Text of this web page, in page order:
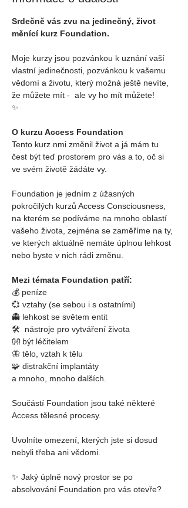
Srdečně vás zvu na jedinečný, život
měnící kurz Foundation.
Moje kurzy jsou pozvánkou k uznání vaší
vlastní jedinečnosti, pozvánkou k vašemu
vědomí a životu, který možná ještě nevíte,
že můžete mít -  ale vy ho mít můžete!
✨
O kurzu Access Foundation
Tento kurz nmi změnil život a já mám tu
čest být teď prostorem pro vás a to, oč si
ve svém životě žádáte vy.
Foundation je jedním z úžasných
pokročilých kurzů Access Consciousness,
na kterém se podíváme na mnoho oblastí
vašeho života, zejména se zaměříme na ty,
ve kterých aktuálně nemáte úplnou lehkost
nebo byste v nich rádi změnu.
Mezi témata Foundation patří:
💰 peníze
💞 vztahy (se sebou i s ostatními)
👻 lehkost se světem entit
🛠  nástroje pro vytváření života
👐 být léčitelem
🦋 tělo, vztah k tělu
🧩 distrakční implantáty
a mnoho, mnoho dalších.
Součástí Foundation jsou také některé
Access tělesné procesy.
Uvolníte omezení, kterých jste si dosud
nebyli třeba ani vědomi.
✨ Jaký úplně nový prostor se po
absolvování Foundation pro vás otevře?